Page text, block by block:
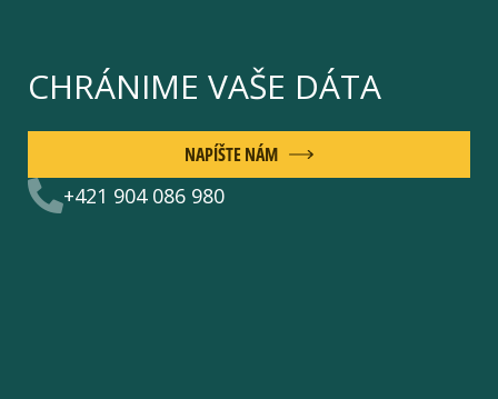
CHRÁNIME VAŠE DÁTA
+421 904 086 980
NAPÍŠTE NÁM